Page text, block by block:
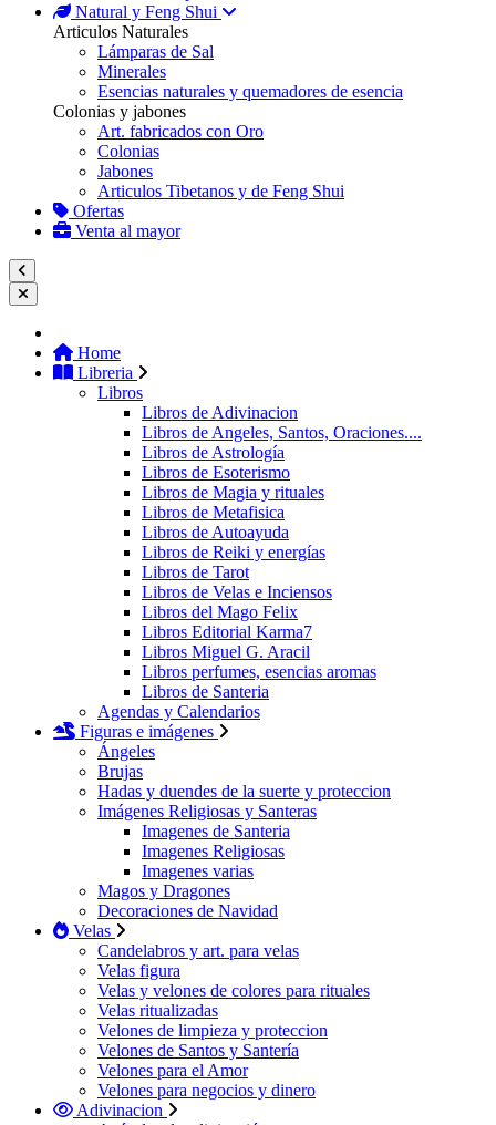
Natural y Feng Shui
Articulos Naturales
Lámparas de Sal
Minerales
Esencias naturales y quemadores de esencia
Colonias y jabones
Art. fabricados con Oro
Colonias
Jabones
Articulos Tibetanos y de Feng Shui
Ofertas
Venta al mayor
Home
Libreria
Libros
Libros de Adivinacion
Libros de Angeles, Santos, Oraciones....
Libros de Astrología
Libros de Esoterismo
Libros de Magia y rituales
Libros de Metafisica
Libros de Autoayuda
Libros de Reiki y energías
Libros de Tarot
Libros de Velas e Inciensos
Libros del Mago Felix
Libros Editorial Karma7
Libros Miguel G. Aracil
Libros perfumes, esencias aromas
Libros de Santeria
Agendas y Calendarios
Figuras e imágenes
Ángeles
Brujas
Hadas y duendes de la suerte y proteccion
Imágenes Religiosas y Santeras
Imagenes de Santeria
Imagenes Religiosas
Imagenes varias
Magos y Dragones
Decoraciones de Navidad
Velas
Candelabros y art. para velas
Velas figura
Velas y velones de colores para rituales
Velas ritualizadas
Velones de limpieza y proteccion
Velones de Santos y Santería
Velones para el Amor
Velones para negocios y dinero
Adivinacion